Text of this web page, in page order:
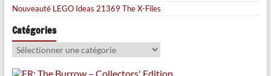
Nouveauté LEGO Ideas 21369 The X-Files
Catégories
Catégories